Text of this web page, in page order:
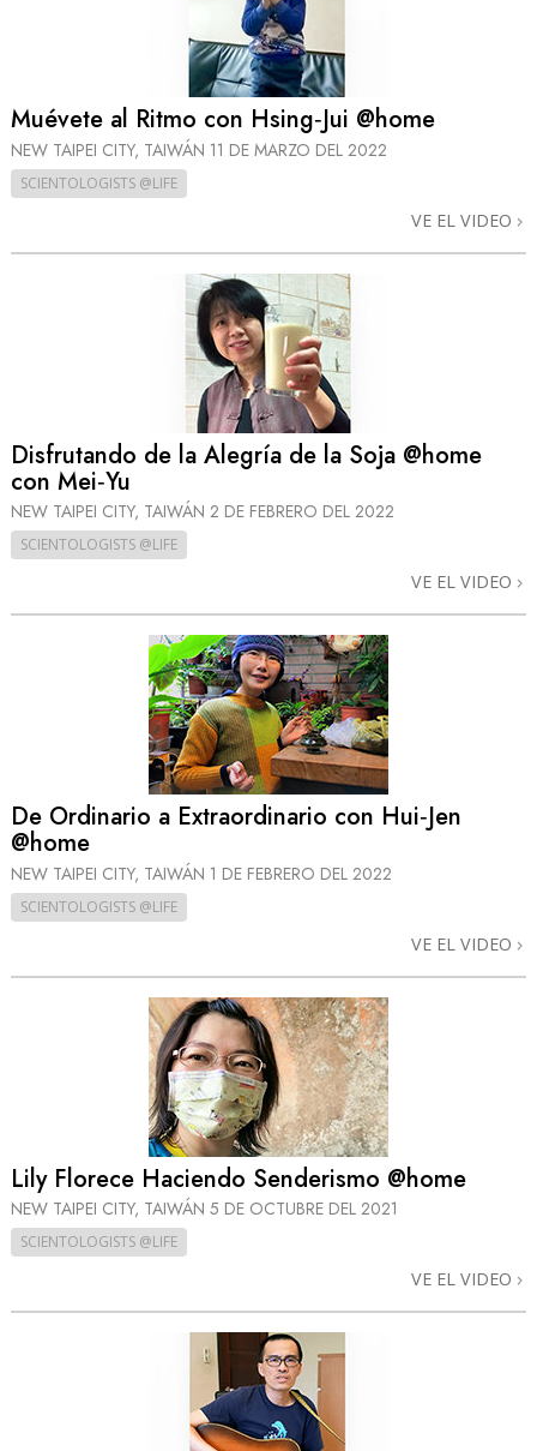
Muévete al Ritmo con Hsing‑Jui @home
NEW TAIPEI CITY, TAIWÁN 11 DE MARZO DEL 2022
SCIENTOLOGISTS @LIFE
VE EL VIDEO
Disfrutando de la Alegría de la Soja @home
con Mei‑Yu
NEW TAIPEI CITY, TAIWÁN 2 DE FEBRERO DEL 2022
SCIENTOLOGISTS @LIFE
VE EL VIDEO
De Ordinario a Extraordinario con Hui‑Jen
@home
NEW TAIPEI CITY, TAIWÁN 1 DE FEBRERO DEL 2022
SCIENTOLOGISTS @LIFE
VE EL VIDEO
Lily Florece Haciendo Senderismo @home
NEW TAIPEI CITY, TAIWÁN 5 DE OCTUBRE DEL 2021
SCIENTOLOGISTS @LIFE
VE EL VIDEO